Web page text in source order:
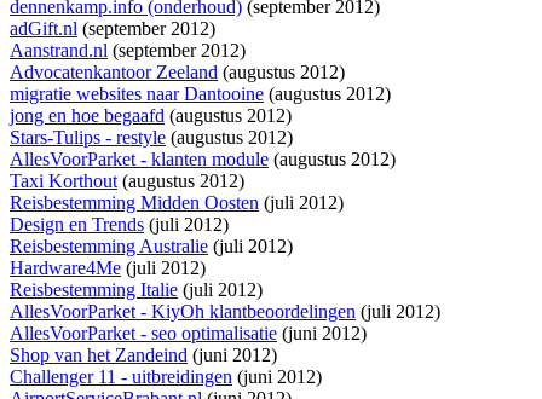
dennenkamp.info (onderhoud) (september 2012)
adGift.nl (september 2012)
Aanstrand.nl (september 2012)
Advocatenkantoor Zeeland (augustus 2012)
migratie websites naar Dantooine (augustus 2012)
jong en hoe begaafd (augustus 2012)
Stars-Tulips - restyle (augustus 2012)
AllesVoorParket - klanten module (augustus 2012)
Taxi Korthout(augustus 2012)
Reisbestemming Midden Oosten (juli 2012)
Design en Trends (juli 2012)
Reisbestemming Australie (juli 2012)
Hardware4Me (juli 2012)
Reisbestemming Italie (juli 2012)
AllesVoorParket - KiyOh klantbeoordelingen (juli 2012)
AllesVoorParket - seo optimalisatie (juni 2012)
Shop van het Zandeind (juni 2012)
Challenger 11 - uitbreidingen (juni 2012)